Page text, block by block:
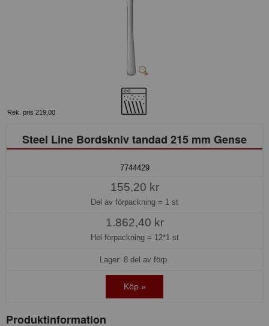
Rek. pris 219,00
Steel Line Bordskniv tandad 215 mm Gense
7744429
155,20 kr
Del av förpackning = 1 st
1.862,40 kr
Hel förpackning = 12*1 st
Lager: 8 del av förp.
Köp »
Produktinformation